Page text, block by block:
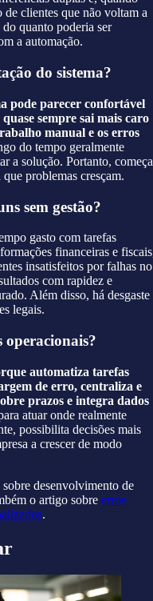
de clientes que não voltam a
quanto poderia ser
a automação.
do sistema?
pode parecer confortável
sempre sai mais caro
manual e os erros
do tempo geralmente
a solução. Portanto,
problemas cresçam.
sem gestão?
gasto com tarefas
financeiras e
insatisfeitos por falhas no
com rapidez e
Além disso, há desgaste
legais.
operacionais?
automatiza tarefas
de erro, centraliza e
prazos e integra dados
atuar onde realmente
possibilita decisões mais
a crescer de modo
desenvolvimento de
o artigo sobre erros
.